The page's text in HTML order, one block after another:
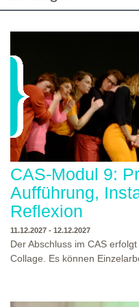
gemeinsam die Aus-/
Aufnahmeworkshop. Bei
an: info@theaterwerkstatt-
CAS-Modul 9:
Aufführung,
Reflexion
11.12.2027 - 12.12.2027
Der Abschluss im CAS
Collage. Es können
Ausbildungsprogramm zu